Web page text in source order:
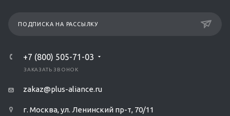
ПОДПИСКА НА РАССЫЛКУ
+7 (800) 505-71-03
ЗАКАЗАТЬ ЗВОНОК
zakaz@plus-aliance.ru
г. Москва, ул. Ленинский пр-т, 70/11